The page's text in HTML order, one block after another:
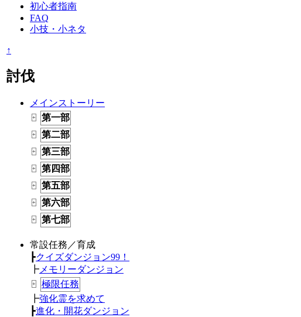
初心者指南
FAQ
小技・小ネタ
↑
討伐
メインストーリー
+ 第一部
+ 第二部
+ 第三部
+ 第四部
+ 第五部
+ 第六部
+ 第七部
常設任務／育成
┣クイズダンジョン99！
┣ メモリーダンジョン
+
極限任務
┣強化霊を求めて
┣進化・開花ダンジョン